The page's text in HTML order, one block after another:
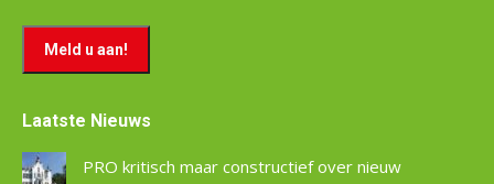
Laatste Nieuws
PRO kritisch maar constructief over nieuw